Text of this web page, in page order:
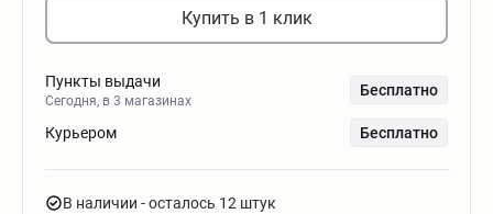
Купить в 1 клик
Пункты выдачи
Сегодня, в 3 магазинах
Бесплатно
Курьером Бесплатно
В наличии - осталось 12 штук